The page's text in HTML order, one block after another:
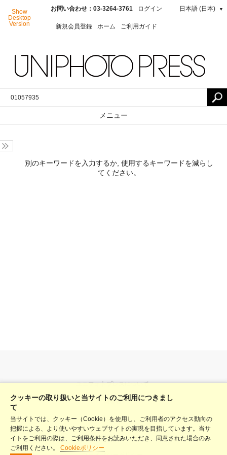
Show
Desktop
Version
お問い合わせ：03-3264-3761 ログイン
新規会員登録 ホーム ご利用ガイド
日本語 (日本) ▼
メニュー
別のキーワードを入力するか, 使用するキーワードを減らし
てください。
ユニフォトプレスについて
料金表
ヘルプ
利用規約
クッキーの取り扱いと当サイトのご利用につきまし
て
当サイトでは、クッキー（Cookie）を使用し、ご利用者のアクセス動向の
把握による、より使いやすいウェブサイトの実現を目指しています。当サ
イトをご利用の際は、ご利用条件をお読みいただき、同意された場合のみ
ご利用ください。 Cookieポリシー